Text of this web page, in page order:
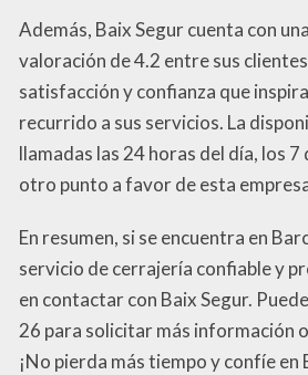
Además, Baix Segur cuenta con
valoración de 4.2 entre sus
satisfacción y confianza que
recurrido a sus servicios. La
llamadas las 24 horas del día, los 7
otro punto a favor de esta
En resumen, si se encuentra en
servicio de cerrajería confiable y
en contactar con Baix Segur.
26 para solicitar más información
¡No pierda más tiempo y confíe en